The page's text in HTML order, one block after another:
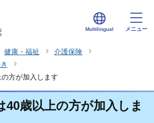
Multilingual メニュー
健康・福祉
介護保険
方が加入します
40歳以上の方が加入しま